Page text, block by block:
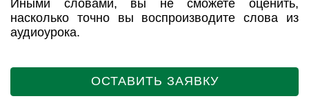
Иными словами, вы не сможете оценить,
насколько точно вы воспроизводите слова из
аудиоурока.
ОСТАВИТЬ ЗАЯВКУ